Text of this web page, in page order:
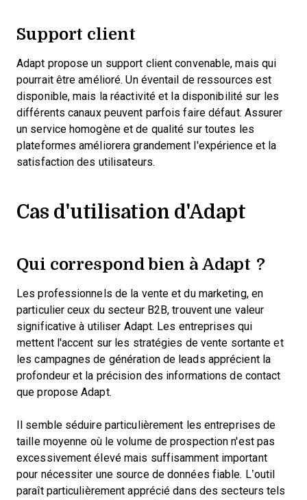
Support client
Adapt propose un support client convenable, mais qui
pourrait être amélioré. Un éventail de ressources est
disponible, mais la réactivité et la disponibilité sur les
différents canaux peuvent parfois faire défaut. Assurer
un service homogène et de qualité sur toutes les
plateformes améliorera grandement l'expérience et la
satisfaction des utilisateurs.
Cas d'utilisation d'Adapt
Qui correspond bien à Adapt ?
Les professionnels de la vente et du marketing, en
particulier ceux du secteur B2B, trouvent une valeur
significative à utiliser Adapt. Les entreprises qui
mettent l'accent sur les stratégies de vente sortante et
les campagnes de génération de leads apprécient la
profondeur et la précision des informations de contact
que propose Adapt.
Il semble séduire particulièrement les entreprises de
taille moyenne où le volume de prospection n'est pas
excessivement élevé mais suffisamment important
pour nécessiter une source de données fiable. L’outil
paraît particulièrement apprécié dans des secteurs tels